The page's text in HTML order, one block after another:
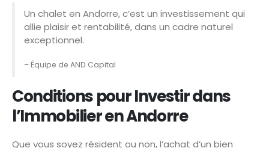
Un chalet en Andorre, c’est un investissement qui
allie plaisir et rentabilité, dans un cadre naturel
exceptionnel.
– Équipe de AND Capital
Conditions pour Investir dans
l’Immobilier en Andorre
Que vous soyez résident ou non, l’achat d’un bien